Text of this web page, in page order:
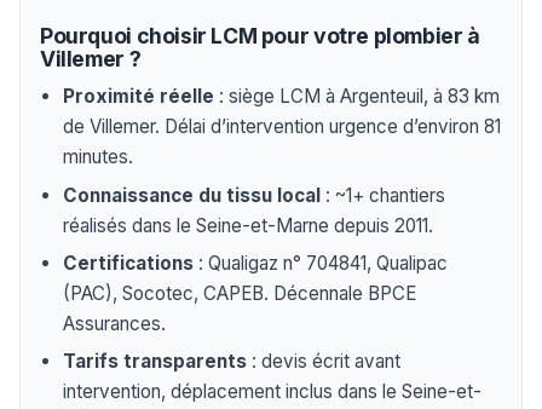
Pourquoi choisir LCM pour votre plombier à
Villemer ?
Proximité réelle : siège LCM à Argenteuil, à 83 km
de Villemer. Délai d’intervention urgence d’environ 81
minutes.
Connaissance du tissu local : ~1+ chantiers
réalisés dans le Seine-et-Marne depuis 2011.
Certifications : Qualigaz n° 704841, Qualipac
(PAC), Socotec, CAPEB. Décennale BPCE
Assurances.
Tarifs transparents : devis écrit avant
intervention, déplacement inclus dans le Seine-et-